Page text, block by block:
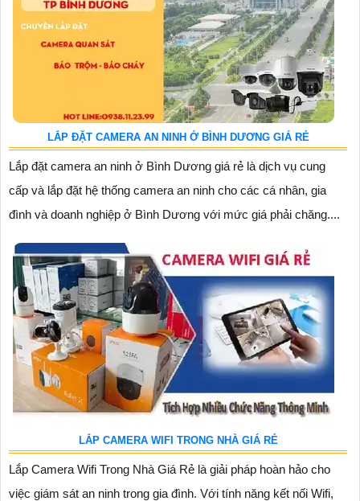
LẮP ĐẶT CAMERA AN NINH Ở BÌNH DƯƠNG GIÁ RẺ
Lắp đặt camera an ninh ở Bình Dương giá rẻ là dịch vụ cung
cấp và lắp đặt hệ thống camera an ninh cho các cá nhân, gia
đình và doanh nghiệp ở Bình Dương với mức giá phải chăng....
LẮP CAMERA WIFI TRONG NHÀ GIÁ RẺ
Lắp Camera Wifi Trong Nhà Giá Rẻ là giải pháp hoàn hảo cho
việc giám sát an ninh trong gia đình. Với tính năng kết nối Wifi,